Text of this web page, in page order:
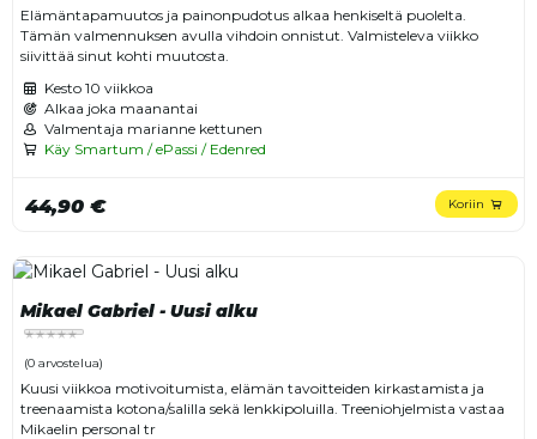
Elämäntapamuutos ja painonpudotus alkaa henkiseltä puolelta.
Tämän valmennuksen avulla vihdoin onnistut. Valmisteleva viikko
siivittää sinut kohti muutosta.
Kesto 10 viikkoa
Alkaa joka maanantai
Valmentaja marianne kettunen
Käy Smartum / ePassi / Edenred
44,90 € Koriin
Mikael Gabriel - Uusi alku
(0 arvostelua)
Kuusi viikkoa motivoitumista, elämän tavoitteiden kirkastamista ja
treenaamista kotona/salilla sekä lenkkipoluilla. Treeniohjelmista vastaa
Mikaelin personal tr